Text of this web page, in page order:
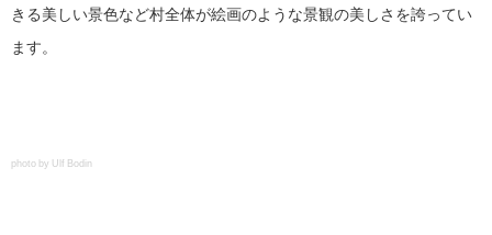
きる美しい景色など村全体が絵画のような景観の美しさを誇ってい
ます。
photo by Ulf Bodin